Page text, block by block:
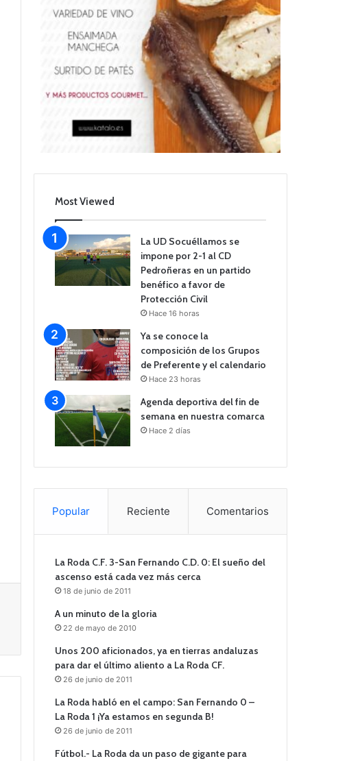
Most Viewed
La UD Socuéllamos se
impone por 2-1 al CD
Pedroñeras en un partido
benéfico a favor de
Protección Civil
Hace 16 horas
Ya se conoce la
composición de los Grupos
de Preferente y el calendario
Hace 23 horas
Agenda deportiva del fin de
semana en nuestra comarca
Hace 2 días
Popular Reciente Comentarios
La Roda C.F. 3-San Fernando C.D. 0: El sueño del
ascenso está cada vez más cerca
18 de junio de 2011
A un minuto de la gloria
22 de mayo de 2010
Unos 200 aficionados, ya en tierras andaluzas
para dar el último aliento a La Roda CF.
26 de junio de 2011
La Roda habló en el campo: San Fernando 0 –
La Roda 1 ¡Ya estamos en segunda B!
26 de junio de 2011
Fútbol.- La Roda da un paso de gigante para